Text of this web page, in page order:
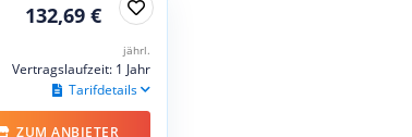
132,69 €
jährl.
Vertragslaufzeit: 1 Jahr
Tarifdetails
ZUM ANBIETER